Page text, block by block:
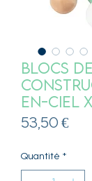
Blocs de
en-ciel
53,50 €Prix
Quantité *